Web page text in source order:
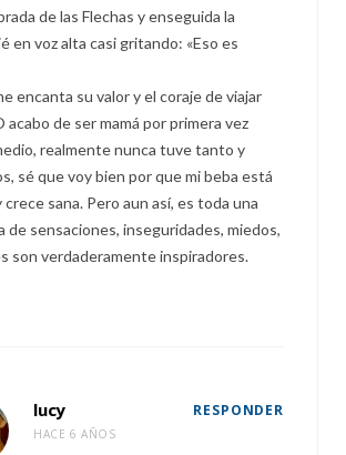
de las Flechas y enseguida la
en voz alta casi gritando: «Eso es
encanta su valor y el coraje de viajar
acabo de ser mamá por primera vez
realmente nunca tuve tanto y
sé que voy bien por que mi beba está
sana. Pero aun así, es toda una
de sensaciones, inseguridades, miedos,
son verdaderamente inspiradores.
lucy
HACE 6 AÑOS
RESPONDER